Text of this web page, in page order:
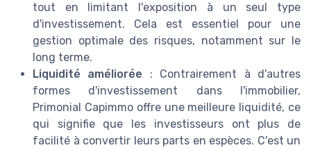
tout en limitant l'exposition à un seul type
d'investissement. Cela est essentiel pour une
gestion optimale des risques, notamment sur le
long terme.
Liquidité améliorée : Contrairement à d'autres
formes d'investissement dans l'immobilier,
Primonial Capimmo offre une meilleure liquidité, ce
qui signifie que les investisseurs ont plus de
facilité à convertir leurs parts en espèces. C'est un